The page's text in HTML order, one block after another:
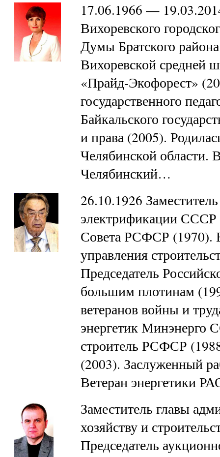
17.06.1966 —
Вихоревского
Думы Братского
Вихоревской
«Прайд-Экофорест»
государственного
Байкальского
и права (2005).
Челябинской области.
Челябинский…
26.10.1926
электрификации СССР
Совета РСФСР (1970).
управления
Председатель
большим плотинам
ветеранов войны и
энергетик Минэнерго
строитель РСФСР
(2003). Заслуженный
Ветеран энергетики
Заместитель главы
хозяйству и
Председатель